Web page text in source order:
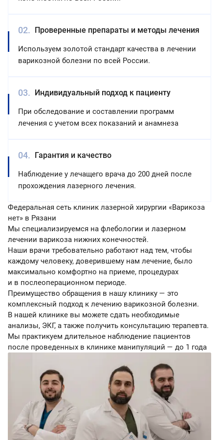
Проверенные препараты и методы лечения
Используем золотой стандарт качества в лечении
варикозной болезни по всей России.
Индивидуальный подход к пациенту
При обследование и составлении программ
лечения с учетом всех показаний и анамнеза
Гарантия и качество
Наблюдение у лечащего врача до 200 дней после
прохождения лазерного лечения.
Федеральная сеть клиник лазерной хирургии «Варикоза
нет» в Рязани
Мы специализируемся на флебологии и лазерном
лечении варикоза нижних конечностей.
Наши врачи требовательно работают над тем, чтобы
каждому человеку, доверившему нам лечение, было
максимально комфортно на приеме, процедурах
и в послеоперационном периоде.
Преимущество обращения в нашу клинику — это
комплексный подход к лечению варикозной болезни.
В нашей клинике вы можете сдать необходимые
анализы, ЭКГ, а также получить консультацию терапевта.
Мы практикуем длительное наблюдение пациентов
после проведенных в клинике манипуляций — до 1 года